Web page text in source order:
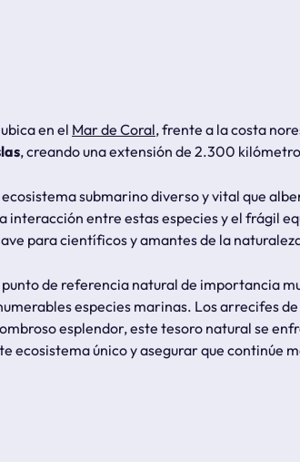
en el Mar de Coral, frente a la costa
, creando una extensión de 2.300
submarino diverso y vital que
interacción entre estas especies y el frágil
para científicos y amantes de la
punto de referencia natural de importancia
especies marinas. Los arrecifes
esplendor, este tesoro natural se
ecosistema único y asegurar que continúe